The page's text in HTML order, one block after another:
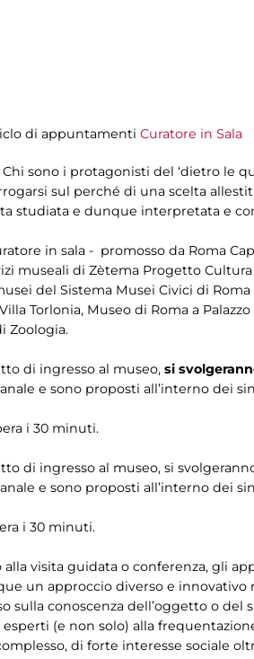
di appuntamenti Curatore in Sala
sono i protagonisti del ‘dietro le
sul perché di una scelta
studiata e dunque interpretata e
in sala - promosso da Roma
museali di Zètema Progetto
del Sistema Musei Civici di
Torlonia, Museo di Roma a
Zoologia.
di ingresso al museo, si
e sono proposti all’interno dei
i 30 minuti.
di ingresso al museo, si
e sono proposti all’interno dei
i 30 minuti.
visita guidata o conferenza, gli
un approccio diverso e innovativo
sulla conoscenza dell’oggetto o del
(e non solo) alla
di forte interesse sociale